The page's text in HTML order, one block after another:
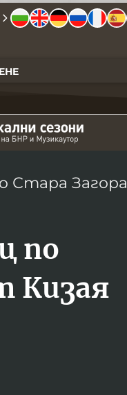
Стара Загора
по
Кизая